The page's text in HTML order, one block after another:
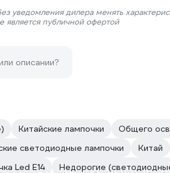
уведомления дилера менять
является публичной офертой
описании?
Китайские лампочки Общего
светодиодные лампочки Китай
Led E14 Недорогие